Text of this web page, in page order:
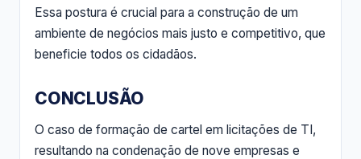
Essa postura é crucial para a construção de um
ambiente de negócios mais justo e competitivo, que
beneficie todos os cidadãos.
CONCLUSÃO
O caso de formação de cartel em licitações de TI,
resultando na condenação de nove empresas e